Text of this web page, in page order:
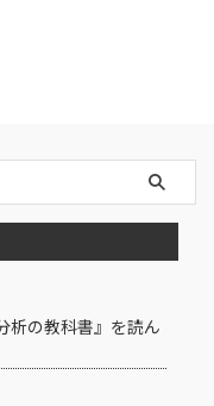
析の教科書』を読ん